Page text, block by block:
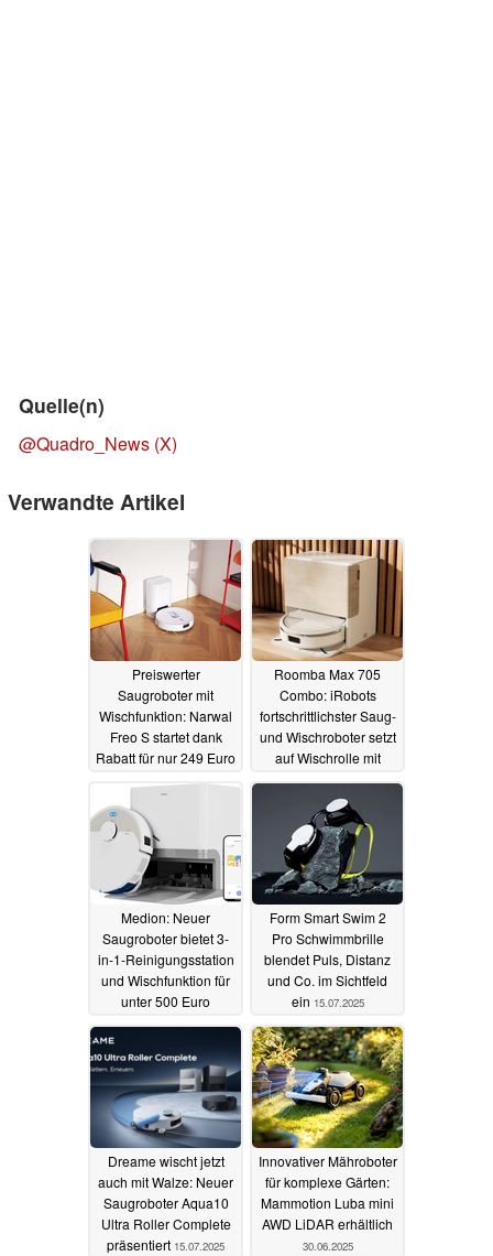
Quelle(n)
@Quadro_News (X)
Verwandte Artikel
Preiswerter
Saugroboter mit
Wischfunktion: Narwal
Freo S startet dank
Rabatt für nur 249 Euro
Roomba Max 705
Combo: iRobots
fortschrittlichster Saug-
und Wischroboter setzt
auf Wischrolle mit
motorisierter
Abdeckung24.07.2025
Medion: Neuer
Saugroboter bietet 3-
in-1-Reinigungsstation
und Wischfunktion für
unter 500 Euro
22.07.2025
Form Smart Swim 2
Pro Schwimmbrille
blendet Puls, Distanz
und Co. im Sichtfeld
ein 15.07.2025
Dreame wischt jetzt
auch mit Walze: Neuer
Saugroboter Aqua10
Ultra Roller Complete
präsentiert 15.07.2025
Innovativer Mähroboter
für komplexe Gärten:
Mammotion Luba mini
AWD LiDAR erhältlich
30.06.2025